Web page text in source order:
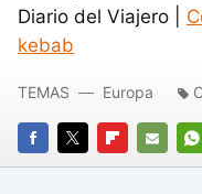
Diario del Viajero |
kebab
FACEBOOK
TWITTERFLIPBOARD
E-
TEMAS Europa